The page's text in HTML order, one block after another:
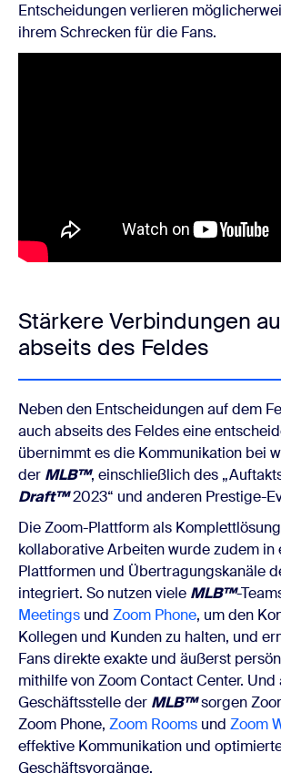
Entscheidungen verlieren
ihrem Schrecken für die Fans.
Stärkere Verbindungen
abseits des Feldes
Neben den Entscheidungen auf dem
auch abseits des Feldes eine
übernimmt es die Kommunikation bei
der MLB™, einschließlich des
Draft™2023“ und anderen Prestige-
Die Zoom-Plattform als
kollaborative Arbeiten wurde zudem in
Plattformen und Übertragungskanäle
integriert. So nutzen viele MLB™-
Meetings und Zoom Phone, um den
Kollegen und Kunden zu halten, und
Fans direkte exakte und äußerst
mithilfe von Zoom Contact Center. Und
Geschäftsstelle der MLB™sorgen
Zoom Phone, Zoom Rooms und Zoom
effektive Kommunikation und
Geschäftsvorgänge.